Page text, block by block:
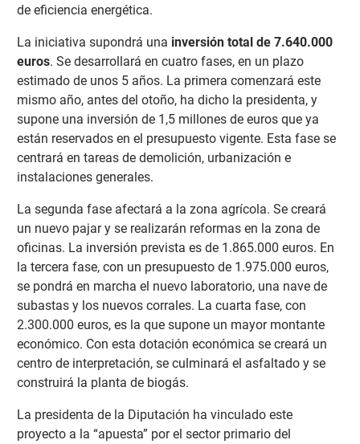
de eficiencia energética.
La iniciativa supondrá una inversión total de 7.640.000
euros. Se desarrollará en cuatro fases, en un plazo
estimado de unos 5 años. La primera comenzará este
mismo año, antes del otoño, ha dicho la presidenta, y
supone una inversión de 1,5 millones de euros que ya
están reservados en el presupuesto vigente. Esta fase se
centrará en tareas de demolición, urbanización e
instalaciones generales.
La segunda fase afectará a la zona agrícola. Se creará
un nuevo pajar y se realizarán reformas en la zona de
oficinas. La inversión prevista es de 1.865.000 euros. En
la tercera fase, con un presupuesto de 1.975.000 euros,
se pondrá en marcha el nuevo laboratorio, una nave de
subastas y los nuevos corrales. La cuarta fase, con
2.300.000 euros, es la que supone un mayor montante
económico. Con esta dotación económica se creará un
centro de interpretación, se culminará el asfaltado y se
construirá la planta de biogás.
La presidenta de la Diputación ha vinculado este
proyecto a la “apuesta” por el sector primario del